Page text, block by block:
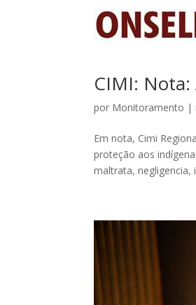
CIMI:
por Monitoramento |
Em nota, Cimi
proteção aos
maltrata, negligencia,